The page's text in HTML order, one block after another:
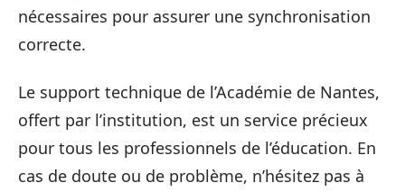
nécessaires pour assurer une synchronisation
correcte.
Le support technique de l’Académie de Nantes,
offert par l’institution, est un service précieux
pour tous les professionnels de l’éducation. En
cas de doute ou de problème, n’hésitez pas à